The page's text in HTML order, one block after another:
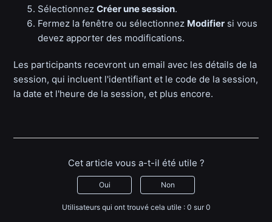
SélectionnezCréer une session.
Fermez la fenêtre ou sélectionnez Modifier si vous
devez apporter des modifications.
Les participants recevront un email avec les détails de la
session, qui incluent l'identifiant et le code de la session,
la date et l'heure de la session, et plus encore.
Cet article vous a-t-il été utile ?
Oui Non
Utilisateurs qui ont trouvé cela utile : 0 sur 0